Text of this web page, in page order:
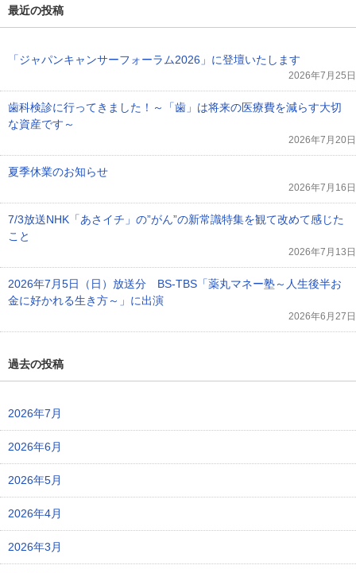
最近の投稿
「ジャパンキャンサーフォーラム2026」に登壇いたします
2026年7月25日
歯科検診に行ってきました！～「歯」は将来の医療費を減らす大切
な資産です～
2026年7月20日
夏季休業のお知らせ
2026年7月16日
7/3放送NHK「あさイチ」の”がん”の新常識特集を観て改めて感じた
こと
2026年7月13日
2026年7月5日（日）放送分 BS-TBS「薬丸マネー塾～人生後半お
金に好かれる生き方～」に出演
2026年6月27日
過去の投稿
2026年7月
2026年6月
2026年5月
2026年4月
2026年3月